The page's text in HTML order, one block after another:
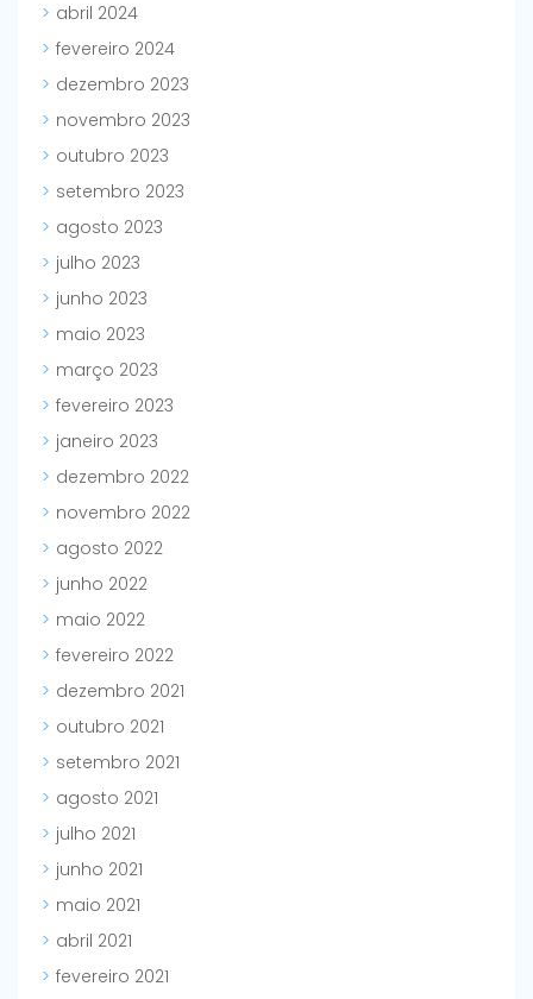
abril 2024
fevereiro 2024
dezembro 2023
novembro 2023
outubro 2023
setembro 2023
agosto 2023
julho 2023
junho 2023
maio 2023
março 2023
fevereiro 2023
janeiro 2023
dezembro 2022
novembro 2022
agosto 2022
junho 2022
maio 2022
fevereiro 2022
dezembro 2021
outubro 2021
setembro 2021
agosto 2021
julho 2021
junho 2021
maio 2021
abril 2021
fevereiro 2021